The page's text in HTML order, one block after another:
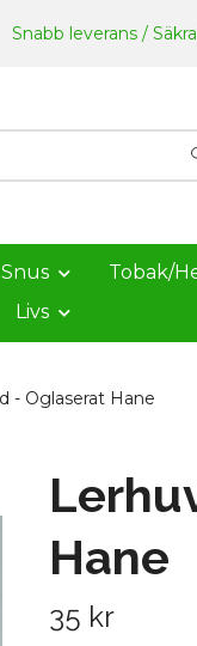
Snabb leverans /
Snus Tobak/
Livs
- Oglaserat Hane
Hane
35 kr